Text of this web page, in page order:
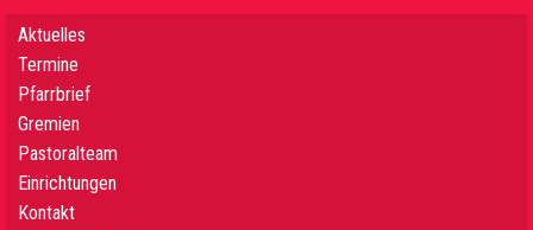
Seelsorge & Kontakt
Aktuelles
Termine
Pfarrbrief
Gremien
Pastoralteam
Einrichtungen
Kontakt